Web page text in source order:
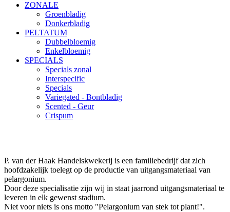
ZONALE
Groenbladig
Donkerbladig
PELTATUM
Dubbelbloemig
Enkelbloemig
SPECIALS
Specials zonal
Interspecific
Specials
Variegated - Bontbladig
Scented - Geur
Crispum
P. van der Haak Handelskwekerij is een familiebedrijf dat zich
hoofdzakelijk toelegt op de productie van uitgangsmateriaal van
pelargonium.
Door deze specialisatie zijn wij in staat jaarrond uitgangsmateriaal te
leveren in elk gewenst stadium.
Niet voor niets is ons motto "Pelargonium van stek tot plant!".